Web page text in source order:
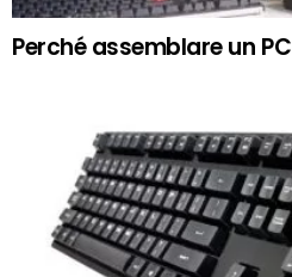
Perché assemblare un PC